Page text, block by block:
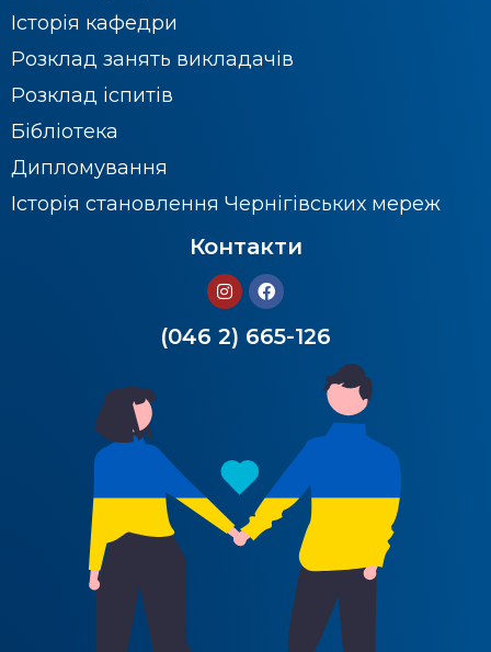
Історія кафедри
Розклад занять викладачів
Розклад іспитів
Бібліотека
Дипломування
Історія становлення Чернігівських мереж
Контакти
(046 2) 665-126